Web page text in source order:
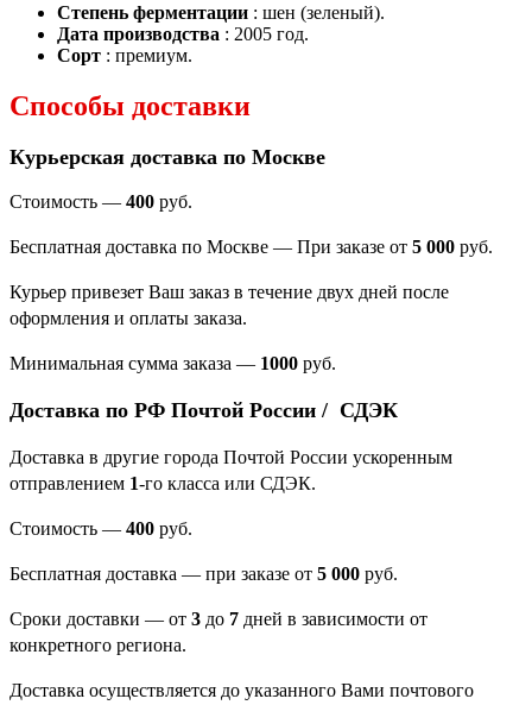
Степень ферментации : шен (зеленый).
Дата производства : 2005 год.
Сорт : премиум.
Способы доставки
Курьерская доставка по Москве
Стоимость — 400 руб.
Бесплатная доставка по Москве — При заказе от 5 000 руб.
Курьер привезет Ваш заказ в течение двух дней после
оформления и оплаты заказа.
Минимальная сумма заказа — 1000 руб.
Доставка по РФ Почтой России / СДЭК
Доставка в другие города Почтой России ускоренным
отправлением 1-го класса или СДЭК.
Стоимость — 400 руб.
Бесплатная доставка — при заказе от 5 000 руб.
Сроки доставки — от 3 до 7 дней в зависимости от
конкретного региона.
Доставка осуществляется до указанного Вами почтового